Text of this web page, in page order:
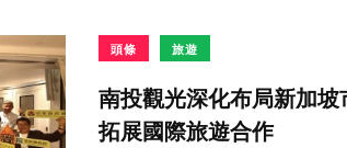
頭條 旅遊
南投觀光深化布局新加
拓展國際旅遊合作